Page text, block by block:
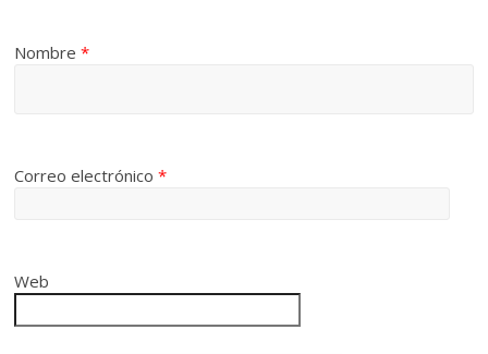
Nombre*
Correo electrónico*
Web